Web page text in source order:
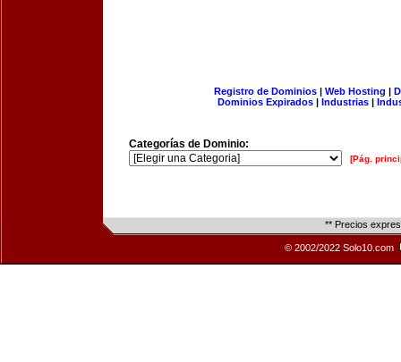
Registro de Dominios| Web Hosting |
Dominios Expirados | Industrias |
Categorías de Dominio:
[Pág.
** Precios
© 2002/2022 Solo10.com